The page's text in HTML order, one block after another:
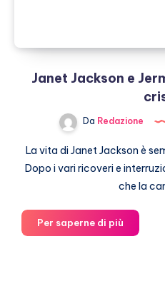
Janet Jackson e
Da Redazione
La vita di Janet Jackson è
Dopo i vari ricoveri e
che la
Per saperne di più
Jackson